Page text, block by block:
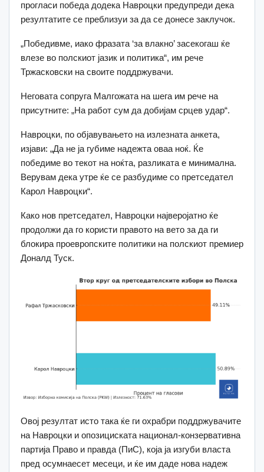
прогласи победа додека Навроцки предупреди дека
резултатите се преблизуи за да се донесе заклучок.
„Победивме, иако фразата ‘за влакно’ засекогаш ќе
влезе во полскиот јазик и политика“, им рече
Тржасковски на своите поддржувачи.
Неговата сопруга Малгожата на шега им рече на
присутните: „На работ сум да добијам срцев удар“.
Навроцки, по објавувањето на излезната анкета,
изјави: „Да не ја губиме надежта оваа ноќ. Ќе
победиме во текот на ноќта, разликата е минимална.
Верувам дека утре ќе се разбудиме со претседател
Карол Навроцки“.
Како нов претседател, Навроцки најверојатно ќе
продолжи да го користи правото на вето за да ги
блокира проевропските политики на полскиот премиер
Доналд Туск.
Овој резултат исто така ќе ги охрабри поддржувачите
на Навроцки и опозициската национал-конзервативна
партија Право и правда (ПиС), која ја изгуби власта
пред осумнаесет месеци, и ќе им даде нова надеж